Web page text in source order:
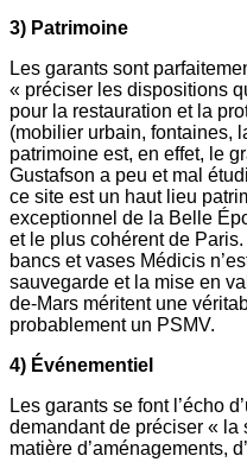
3) Patrimoine
Les garants sont
« préciser les dispositions
pour la restauration et la
(mobilier urbain, fontaines,
patrimoine est, en effet, le
Gustafson a peu et mal
ce site est un haut lieu
exceptionnel de la Belle
et le plus cohérent de
bancs et vases Médicis
sauvegarde et la mise en
de-Mars méritent une
probablement un PSMV.
4) Événementiel
Les garants se font l’écho
demandant de préciser «
matière d’aménagements,